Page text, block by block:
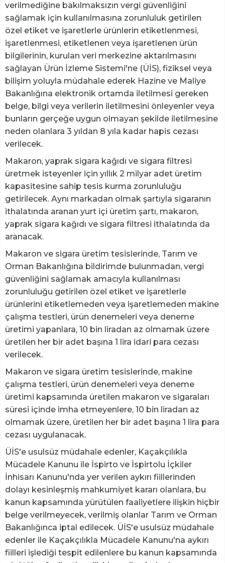
verilmediğine bakılmaksızın vergi güvenliğini
sağlamak için kullanılmasına zorunluluk getirilen
özel etiket ve işaretlerle ürünlerin etiketlenmesi,
işaretlenmesi, etiketlenen veya işaretlenen ürün
bilgilerinin, kurulan veri merkezine aktarılmasını
sağlayan Ürün İzleme Sistemi'ne (ÜİS), fiziksel veya
bilişim yoluyla müdahale ederek Hazine ve Maliye
Bakanlığına elektronik ortamda iletilmesi gereken
belge, bilgi veya verilerin iletilmesini önleyenler veya
bunların gerçeğe uygun olmayan şekilde iletilmesine
neden olanlara 3 yıldan 8 yıla kadar hapis cezası
verilecek.
Makaron, yaprak sigara kağıdı ve sigara filtresi
üretmek isteyenler için yıllık 2 milyar adet üretim
kapasitesine sahip tesis kurma zorunluluğu
getirilecek. Aynı markadan olmak şartıyla sigaranın
ithalatında aranan yurt içi üretim şartı, makaron,
yaprak sigara kağıdı ve sigara filtresi ithalatında da
aranacak.
Makaron ve sigara üretim tesislerinde, Tarım ve
Orman Bakanlığına bildirimde bulunmadan, vergi
güvenliğini sağlamak amacıyla kullanılması
zorunluluğu getirilen özel etiket ve işaretlerle
ürünlerini etiketlemeden veya işaretlemeden makine
çalışma testleri, ürün denemeleri veya deneme
üretimi yapanlara, 10 bin liradan az olmamak üzere
üretilen her bir adet başına 1 lira idari para cezası
verilecek.
Makaron ve sigara üretim tesislerinde, makine
çalışma testleri, ürün denemeleri veya deneme
üretimi kapsamında üretilen makaron ve sigaraları
süresi içinde imha etmeyenlere, 10 bin liradan az
olmamak üzere, üretilen her bir adet başına 1 lira para
cezası uygulanacak.
ÜİS'e usulsüz müdahale edenler, Kaçakçılıkla
Mücadele Kanunu ile İspirto ve İspirtolu İçkiler
İnhisarı Kanunu'nda yer verilen aykırı fiillerinden
dolayı kesinleşmiş mahkumiyet kararı olanlara, bu
kanun kapsamında yürütülen faaliyetlere ilişkin hiçbir
belge verilmeyecek, verilmiş olanlar Tarım ve Orman
Bakanlığınca iptal edilecek. ÜİS'e usulsüz müdahale
edenler ile Kaçakçılıkla Mücadele Kanunu'na aykırı
fiilleri işlediği tespit edilenlere bu kanun kapsamında